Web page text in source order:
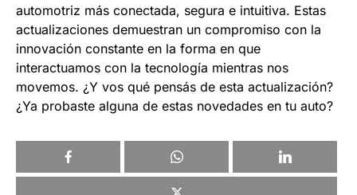
automotriz más conectada, segura e intuitiva. Estas
actualizaciones demuestran un compromiso con la
innovación constante en la forma en que
interactuamos con la tecnología mientras nos
movemos. ¿Y vos qué pensás de esta actualización?
¿Ya probaste alguna de estas novedades en tu auto?